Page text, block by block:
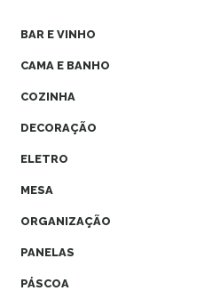
BAR E VINHO
CAMA E BANHO
COZINHA
DECORAÇÃO
ELETRO
MESA
ORGANIZAÇÃO
PANELAS
PÁSCOA